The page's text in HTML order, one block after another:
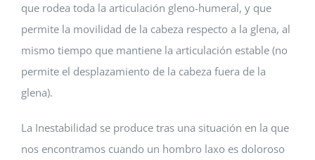
que rodea toda la articulación gleno-humeral, y que
permite la movilidad de la cabeza respecto a la glena, al
mismo tiempo que mantiene la articulación estable (no
permite el desplazamiento de la cabeza fuera de la
glena).
La Inestabilidad se produce tras una situación en la que
nos encontramos cuando un hombro laxo es doloroso